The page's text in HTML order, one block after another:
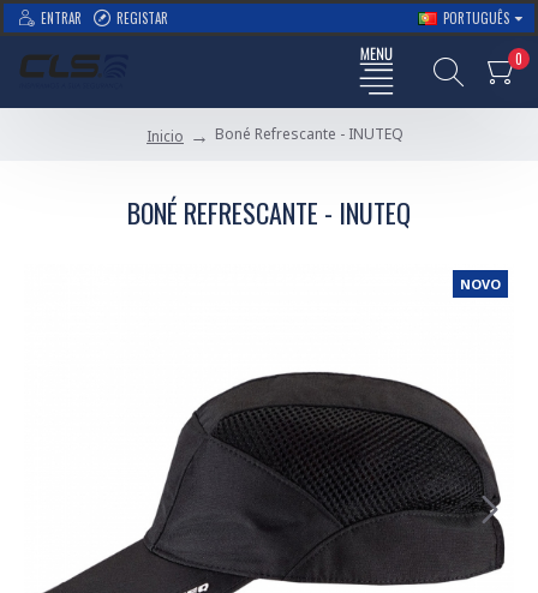
ENTRAR REGISTAR PORTUGUÊS
0
Inicio Boné Refrescante - INUTEQ
BONÉ REFRESCANTE - INUTEQ
NOVO